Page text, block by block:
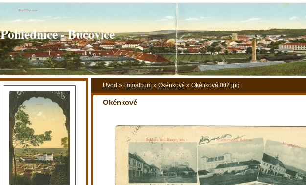
Pohlednice - Bučovice
Úvod » Fotoalbum » Okénkové » Okénková 002.jpg
Okénkové